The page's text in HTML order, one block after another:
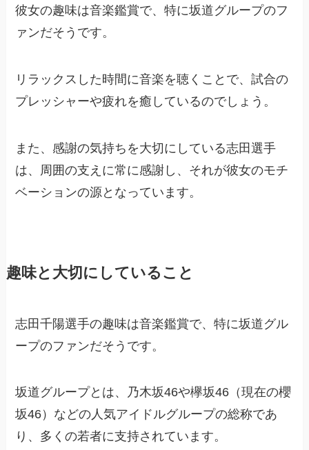
彼女の趣味は音楽鑑賞で、特に坂道グループのフ
ァンだそうです。
リラックスした時間に音楽を聴くことで、試合の
プレッシャーや疲れを癒しているのでしょう。
また、感謝の気持ちを大切にしている志田選手
は、周囲の支えに常に感謝し、それが彼女のモチ
ベーションの源となっています。
趣味と大切にしていること
志田千陽選手の趣味は音楽鑑賞で、特に坂道グル
ープのファンだそうです。
坂道グループとは、乃木坂46や欅坂46（現在の櫻
坂46）などの人気アイドルグループの総称であ
り、多くの若者に支持されています。